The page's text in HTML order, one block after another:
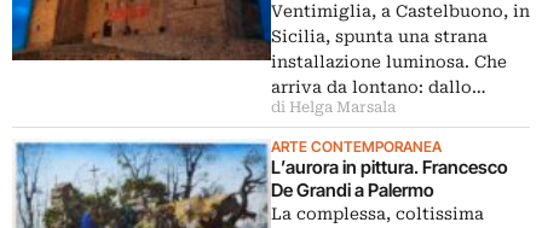
Ventimiglia, a Castelbuono, in
Sicilia, spunta una strana
installazione luminosa. Che
arriva da lontano: dallo…
di Helga Marsala
ARTE CONTEMPORANEA
L’aurora in pittura. Francesco
De Grandi a Palermo
La complessa, coltissima